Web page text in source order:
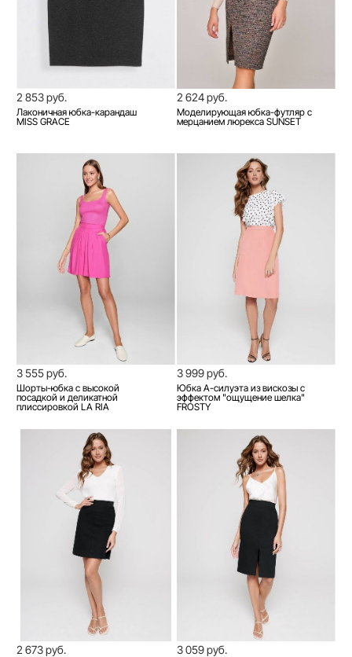
2 853 руб.
Лаконичная юбка-карандаш
MISS GRACE
2 624 руб.
Моделирующая юбка-футляр с
мерцанием люрекса SUNSET
3 555 руб.
Шорты-юбка с высокой
посадкой и деликатной
плиссировкой LA RIA
3 999 руб.
Юбка А-силуэта из вискозы с
эффектом "ощущение шелка"
FROSTY
2 673 руб. 3 059 руб.